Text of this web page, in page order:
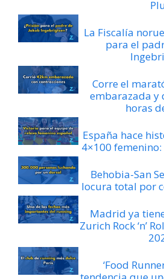
La Fiscalía
para el
Corre el
embarazada y
horas
España hace
4×100
Behobia-San
locura total por
Madrid ya
Zurich Rock ‘n’
‘Food